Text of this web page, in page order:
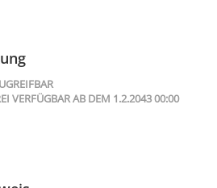
VERFÜGBAR AB DEM 1.2.2043 00:00